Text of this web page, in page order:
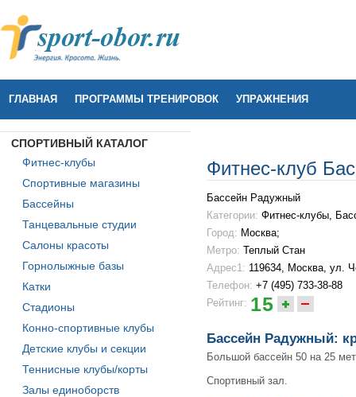
ГЛАВНАЯ ПРОГРАММЫ ТРЕНИРОВОК УПРАЖНЕНИЯ
СПОРТИВНЫЙ КАТАЛОГ
Фитнес-клубы
Спортивные магазины
Бассейны
Танцевальные студии
Салоны красоты
Горнолыжные базы
Катки
Стадионы
Конно-спортивные клубы
Детские клубы и секции
Теннисные клубы/корты
Залы единоборств
Фитнес-клуб
Бассейн Радужный
Категории: Фитнес-клубы,
Город: Москва;
Метро: Теплый Стан
Адрес1: 119634, Москва, ул.
Телефон: +7 (495) 733-38-88
Рейтинг: 15
Бассейн Радужный:
Большой бассейн 50 на 25
Спортивный зал.